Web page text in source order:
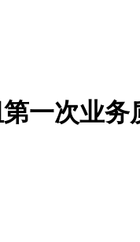
一次业务